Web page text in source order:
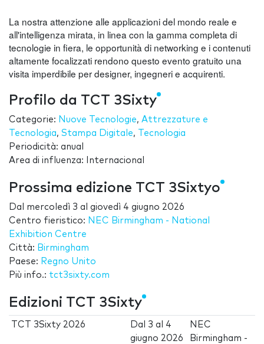
La nostra attenzione alle applicazioni del mondo reale e
all'intelligenza mirata, in linea con la gamma completa di
tecnologie in fiera, le opportunità di networking e i contenuti
altamente focalizzati rendono questo evento gratuito una
visita imperdibile per designer, ingegneri e acquirenti.
Profilo da TCT 3Sixty
Categorie: Nuove Tecnologie, Attrezzature e
Tecnologia, Stampa Digitale,
Tecnologia
Periodicità: anual
Area di influenza: Internacional
Prossima edizione TCT 3Sixtyo
Dal mercoledì 3 al giovedì 4 giugno 2026
Centro fieristico: NEC Birmingham - National
Exhibition Centre
Città: Birmingham
Paese: Regno Unito
Più info.: tct3sixty.com
Edizioni TCT 3Sixty
TCT 3Sixty 2026 Dal 3 al 4
giugno 2026
NEC
Birmingham -